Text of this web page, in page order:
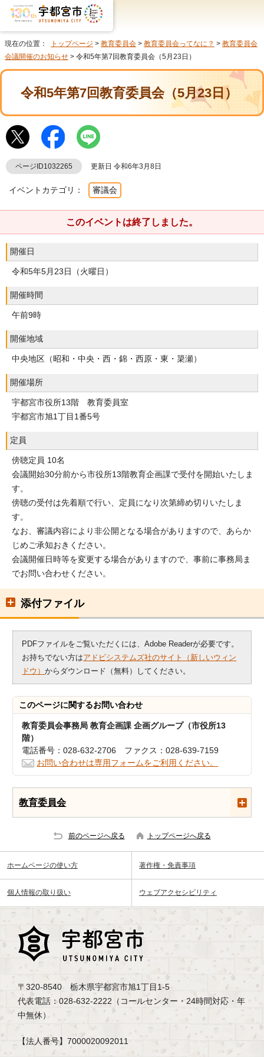
現在の位置： トップページ > 教育委員会 > 教育委員会ってなに？ > 教育委員会
会議開催のお知らせ > 令和5年第7回教育委員会（5月23日）
令和5年第7回教育委員会（5月23日）
ページID1032265 更新日 令和6年3月8日
イベントカテゴリ： 審議会
このイベントは終了しました。
開催日
令和5年5月23日（火曜日）
開催時間
午前9時
開催地域
中央地区（昭和・中央・西・錦・西原・東・簗瀬）
開催場所
宇都宮市役所13階 教育委員室
宇都宮市旭1丁目1番5号
定員
傍聴定員 10名
会議開始30分前から市役所13階教育企画課で受付を開始いたしま
す。
傍聴の受付は先着順で行い、定員になり次第締め切りいたしま
す。
なお、審議内容により非公開となる場合がありますので、あらか
じめご承知おきください。
会議開催日時等を変更する場合がありますので、事前に事務局ま
でお問い合わせください。
添付ファイル
PDFファイルをご覧いただくには、Adobe Readerが必要です。
お持ちでない方はアドビシステムズ社のサイト（新しいウィン
ドウ）からダウンロード（無料）してください。
このページに関するお問い合わせ
教育委員会事務局 教育企画課 企画グループ（市役所13
階）
電話番号：028-632-2706 ファクス：028-639-7159
お問い合わせは専用フォームをご利用ください。
教育委員会
前のページへ戻る トップページへ戻る
ホームページの使い方 著作権・免責事項
個人情報の取り扱い ウェブアクセシビリティ
〒320-8540 栃木県宇都宮市旭1丁目1-5
代表電話：028-632-2222（コールセンター・24時間対応・年
中無休）
【法人番号】7000020092011